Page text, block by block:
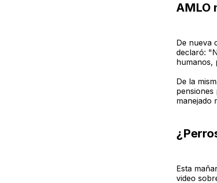
AMLO
De nueva
declaró:
humanos,
De la
manejado
Esta
video